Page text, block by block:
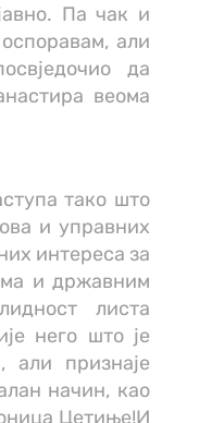
Па чак и
али
да
веома
тако што
и управних
интереса за
и државним
листа
него што је
признаје
начин, као
Цетиње!И